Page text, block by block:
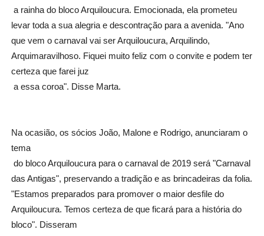
levar toda a sua alegria e descontração para a avenida. "Ano
que vem o carnaval vai ser Arquiloucura, Arquilindo,
Arquimaravilhoso. Fiquei muito feliz com o convite e podem ter
certeza que farei juz
a essa coroa". Disse Marta.
Na ocasião, os sócios João, Malone e Rodrigo, anunciaram o
tema
das Antigas", preservando a tradição e as brincadeiras da folia.
"Estamos preparados para promover o maior desfile do
Arquiloucura. Temos certeza de que ficará para a história do
bloco". Disseram